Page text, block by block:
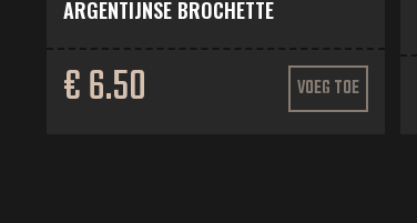
ARGENTIJNSE BROCHETTE
€ 6.50 VOEG TOE